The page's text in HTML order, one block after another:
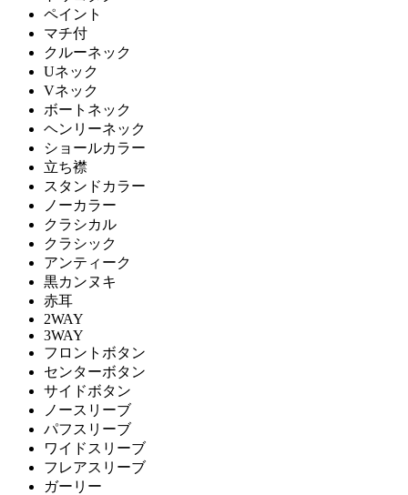
ペイント
マチ付
クルーネック
Uネック
Vネック
ボートネック
ヘンリーネック
ショールカラー
立ち襟
スタンドカラー
ノーカラー
クラシカル
クラシック
アンティーク
黒カンヌキ
赤耳
2WAY
3WAY
フロントボタン
センターボタン
サイドボタン
ノースリーブ
パフスリーブ
ワイドスリーブ
フレアスリーブ
ガーリー